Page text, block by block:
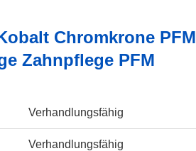
Chromkrone PFM
Zahnpflege PFM
Verhandlungsfähig
Verhandlungsfähig